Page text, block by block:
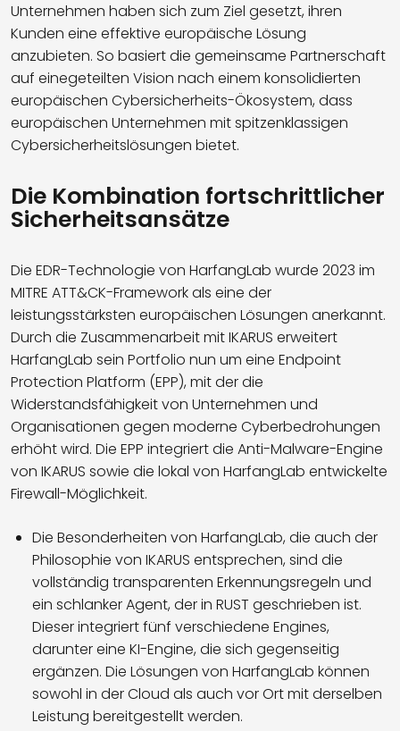
Unternehmen haben sich zum Ziel gesetzt, ihren
Kunden eine effektive europäische Lösung
anzubieten. So basiert die gemeinsame Partnerschaft
auf einegeteilten Vision nach einem konsolidierten
europäischen Cybersicherheits-Ökosystem, dass
europäischen Unternehmen mit spitzenklassigen
Cybersicherheitslösungen bietet.
Die Kombination fortschrittlicher
Sicherheitsansätze
Die EDR-Technologie von HarfangLab wurde 2023 im
MITRE ATT&CK-Framework als eine der
leistungsstärksten europäischen Lösungen anerkannt.
Durch die Zusammenarbeit mit IKARUS erweitert
HarfangLab sein Portfolio nun um eine Endpoint
Protection Platform (EPP), mit der die
Widerstandsfähigkeit von Unternehmen und
Organisationen gegen moderne Cyberbedrohungen
erhöht wird. Die EPP integriert die Anti-Malware-Engine
von IKARUS sowie die lokal von HarfangLab entwickelte
Firewall-Möglichkeit.
Die Besonderheiten von HarfangLab, die auch der
Philosophie von IKARUS entsprechen, sind die
vollständig transparenten Erkennungsregeln und
ein schlanker Agent, der in RUST geschrieben ist.
Dieser integriert fünf verschiedene Engines,
darunter eine KI-Engine, die sich gegenseitig
ergänzen. Die Lösungen von HarfangLab können
sowohl in der Cloud als auch vor Ort mit derselben
Leistung bereitgestellt werden.